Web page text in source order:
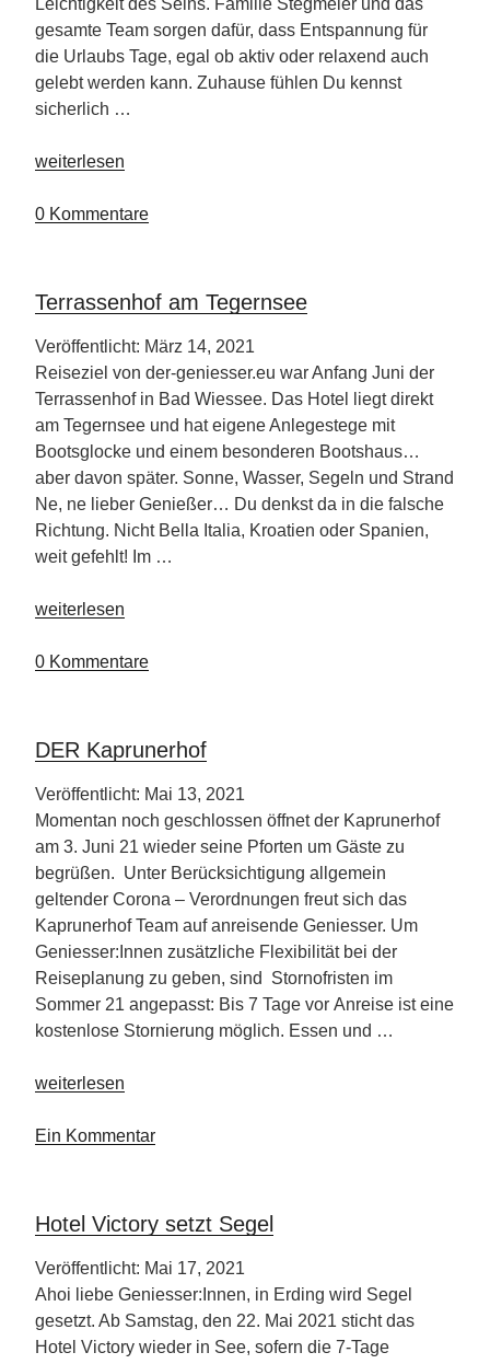
gesamte Team sorgen dafür, dass Entspannung für
die Urlaubs Tage, egal ob aktiv oder relaxend auch
gelebt werden kann. Zuhause fühlen Du kennst
sicherlich …
„Eintauchen
den
Ortnerhof“
weiterlesen
0 Kommentare
Terrassenhof am Tegernsee
Veröffentlicht: März 14, 2021
Reiseziel von der-geniesser.eu war Anfang Juni der
Terrassenhof in Bad Wiessee. Das Hotel liegt direkt
am Tegernsee und hat eigene Anlegestege mit
Bootsglocke und einem besonderen Bootshaus…
aber davon später. Sonne, Wasser, Segeln und Strand
Ne, ne lieber Genießer… Du denkst da in die falsche
Richtung. Nicht Bella Italia, Kroatien oder Spanien,
weit gefehlt! Im …
„Terrassenhof
Tegernsee“
weiterlesen
0 Kommentare
DER Kaprunerhof
Veröffentlicht: Mai 13, 2021
Momentan noch geschlossen öffnet der Kaprunerhof
am 3. Juni 21 wieder seine Pforten um Gäste zu
begrüßen. Unter Berücksichtigung allgemein
geltender Corona – Verordnungen freut sich das
Kaprunerhof Team auf anreisende Geniesser. Um
Geniesser:Innen zusätzliche Flexibilität bei der
Reiseplanung zu geben, sind Stornofristen im
Sommer 21 angepasst: Bis 7 Tage vor Anreise ist eine
kostenlose Stornierung möglich. Essen und …
„DER
weiterlesen
Ein Kommentar
Hotel Victory setzt Segel
Veröffentlicht: Mai 17, 2021
Ahoi liebe Geniesser:Innen, in Erding wird Segel
gesetzt. Ab Samstag, den 22. Mai 2021 sticht das
Hotel Victory wieder in See, sofern die 7-Tage